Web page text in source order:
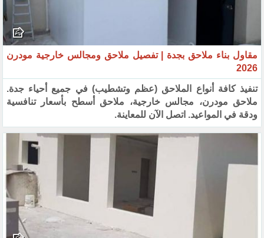
مقاول بناء ملاحق بجدة | تفصيل ملاحق ومجالس خارجية مودرن
2026
تنفيذ كافة أنواع الملاحق (عظم وتشطيب) في جميع أحياء جدة.
ملاحق مودرن، مجالس خارجية، ملاحق أسطح بأسعار تنافسية
ودقة في المواعيد. اتصل الآن للمعاينة.